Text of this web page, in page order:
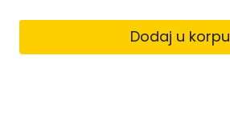
Dodaj u korpu